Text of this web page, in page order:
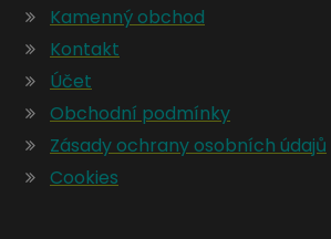
Kamenný obchod
Kontakt
Účet
Obchodní podmínky
Zásady ochrany osobních údajů
Cookies